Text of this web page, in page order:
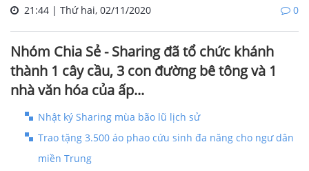
21:44 | Thứ hai, 02/11/2020 0
Nhóm Chia Sẻ - Sharing đã tổ chức khánh
thành 1 cây cầu, 3 con đường bê tông và 1
nhà văn hóa của ấp...
Nhật ký Sharing mùa bão lũ lịch sử
Trao tặng 3.500 áo phao cứu sinh đa năng cho ngư dân
miền Trung